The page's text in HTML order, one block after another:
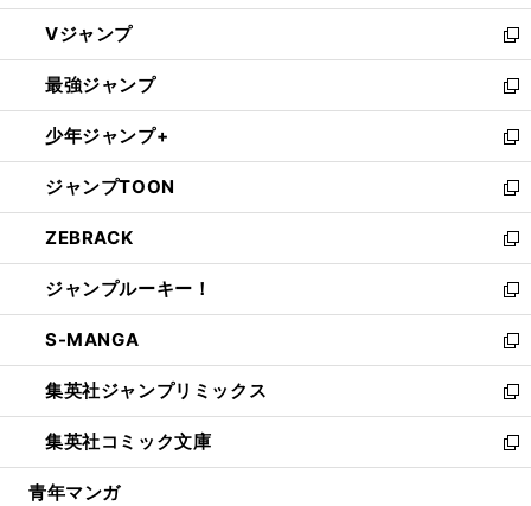
ウ
ィ
ン
ド
ウ
で
開
く
し
い
ウ
ィ
ン
ド
ウ
で
開
く
Vジャンプ
新
し
い
ウ
ィ
ン
ド
ウ
で
開
く
最強ジャンプ
新
し
い
ウ
ィ
ン
ド
ウ
で
開
く
少年ジャンプ+
新
し
い
ウ
ィ
ン
ド
ウ
で
開
く
ジャンプTOON
新
し
い
ウ
ィ
ン
ド
ウ
で
開
く
ZEBRACK
新
し
い
ウ
ィ
ン
ド
ウ
で
開
ジャンプルーキー！
新
し
い
ウ
ィ
ン
ド
ウ
S-MANGA
新
し
い
ウ
ィ
ン
集英社ジャンプリミックス
新
し
い
ウ
集英社コミック文庫
新
し
青年マンガ